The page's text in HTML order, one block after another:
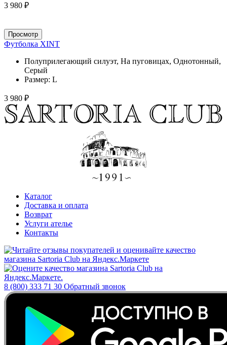
3 980 ₽
Просмотр
Футболка XINT
Полуприлегающий силуэт, На пуговицах, Однотонный,
Серый
Размер: L
3 980 ₽
Каталог
Доставка и оплата
Возврат
Услуги ателье
Контакты
8 (800) 333 71 30 Обратный звонок